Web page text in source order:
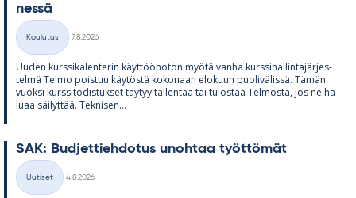
nessä
Kategoriat
Koulutus
7.8.2026
Uu­den kurs­si­ka­len­te­rin käyt­töö­no­ton myötä vanha kurs­si­hal­lin­ta­jär­jes­
telmä Telmo pois­tuu käy­töstä ko­ko­naan elo­kuun puo­li­vä­lissä. Tä­män
vuoksi kurs­si­to­dis­tuk­set täy­tyy tal­len­taa tai tu­los­taa Tel­mosta, jos ne ha­
luaa säi­lyt­tää. Tek­ni­sen...
SAK: Bud­jet­tieh­do­tus unoh­taa työt­tö­mät
Kategoriat
Uutiset
4.8.2026